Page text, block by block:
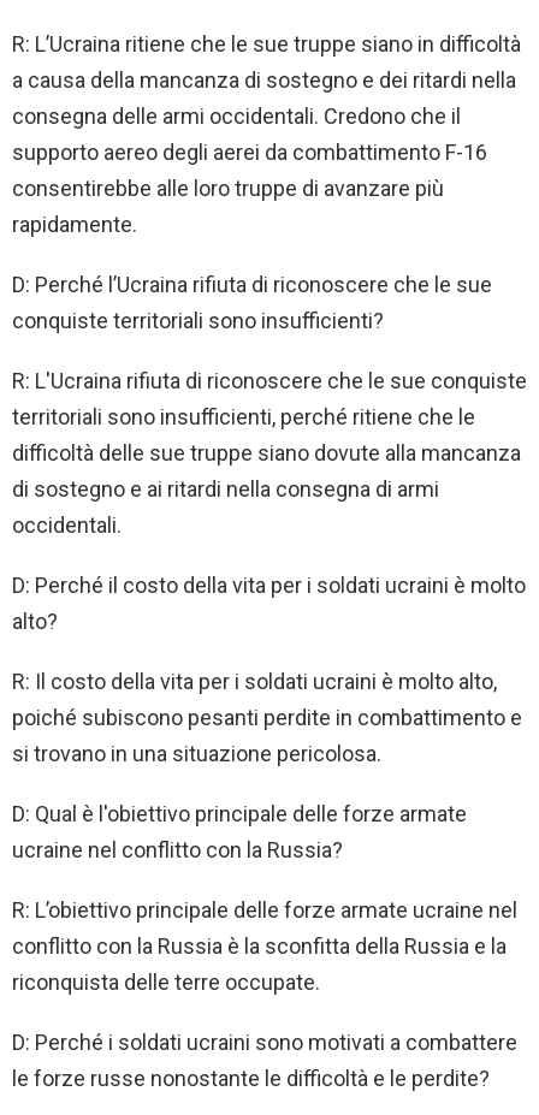
R: L’Ucraina ritiene che le sue truppe siano in difficoltà
a causa della mancanza di sostegno e dei ritardi nella
consegna delle armi occidentali. Credono che il
supporto aereo degli aerei da combattimento F-16
consentirebbe alle loro truppe di avanzare più
rapidamente.
D: Perché l’Ucraina rifiuta di riconoscere che le sue
conquiste territoriali sono insufficienti?
R: L'Ucraina rifiuta di riconoscere che le sue conquiste
territoriali sono insufficienti, perché ritiene che le
difficoltà delle sue truppe siano dovute alla mancanza
di sostegno e ai ritardi nella consegna di armi
occidentali.
D: Perché il costo della vita per i soldati ucraini è molto
alto?
R: Il costo della vita per i soldati ucraini è molto alto,
poiché subiscono pesanti perdite in combattimento e
si trovano in una situazione pericolosa.
D: Qual è l'obiettivo principale delle forze armate
ucraine nel conflitto con la Russia?
R: L’obiettivo principale delle forze armate ucraine nel
conflitto con la Russia è la sconfitta della Russia e la
riconquista delle terre occupate.
D: Perché i soldati ucraini sono motivati ​​a combattere
le forze russe nonostante le difficoltà e le perdite?